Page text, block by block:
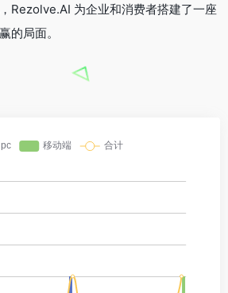
Rezolve.AI 为企业和消费者搭建了一座
的局面。